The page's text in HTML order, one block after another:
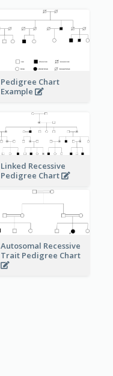
Pedigree Chart
Example
Linked Recessive
Pedigree Chart
Autosomal Recessive
Trait Pedigree Chart